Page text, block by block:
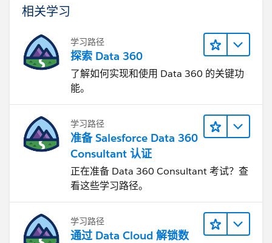
相关学习
学习路径
探索 Data 360
了解如何实现和使用 Data 360 的关键功
能。
学习路径
准备 Salesforce Data 360
Consultant 认证
正在准备 Data 360 Consultant 考试？查
看这些学习路径。
学习路径
通过 Data Cloud 解锁数